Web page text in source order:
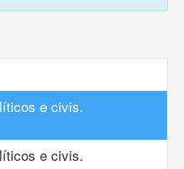
e civis.
e civis.